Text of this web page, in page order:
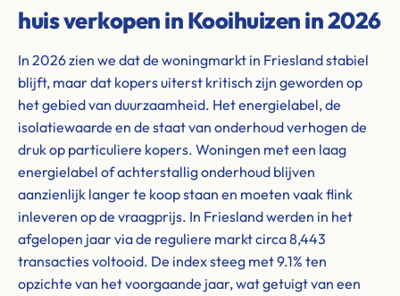
huis verkopen in Kooihuizen in 2026
In 2026 zien we dat de woningmarkt in Friesland stabiel
blijft, maar dat kopers uiterst kritisch zijn geworden op
het gebied van duurzaamheid. Het energielabel, de
isolatiewaarde en de staat van onderhoud verhogen de
druk op particuliere kopers. Woningen met een laag
energielabel of achterstallig onderhoud blijven
aanzienlijk langer te koop staan en moeten vaak flink
inleveren op de vraagprijs. In Friesland werden in het
afgelopen jaar via de reguliere markt circa 8,443
transacties voltooid. De index steeg met 9.1% ten
opzichte van het voorgaande jaar, wat getuigt van een